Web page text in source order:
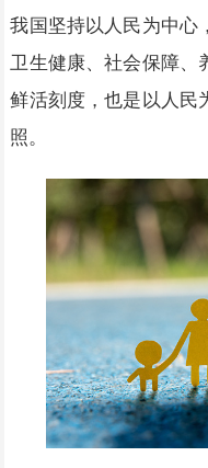
我国坚持以人民为中心
卫生健康、社会保障、
鲜活刻度，也是以人民
照。